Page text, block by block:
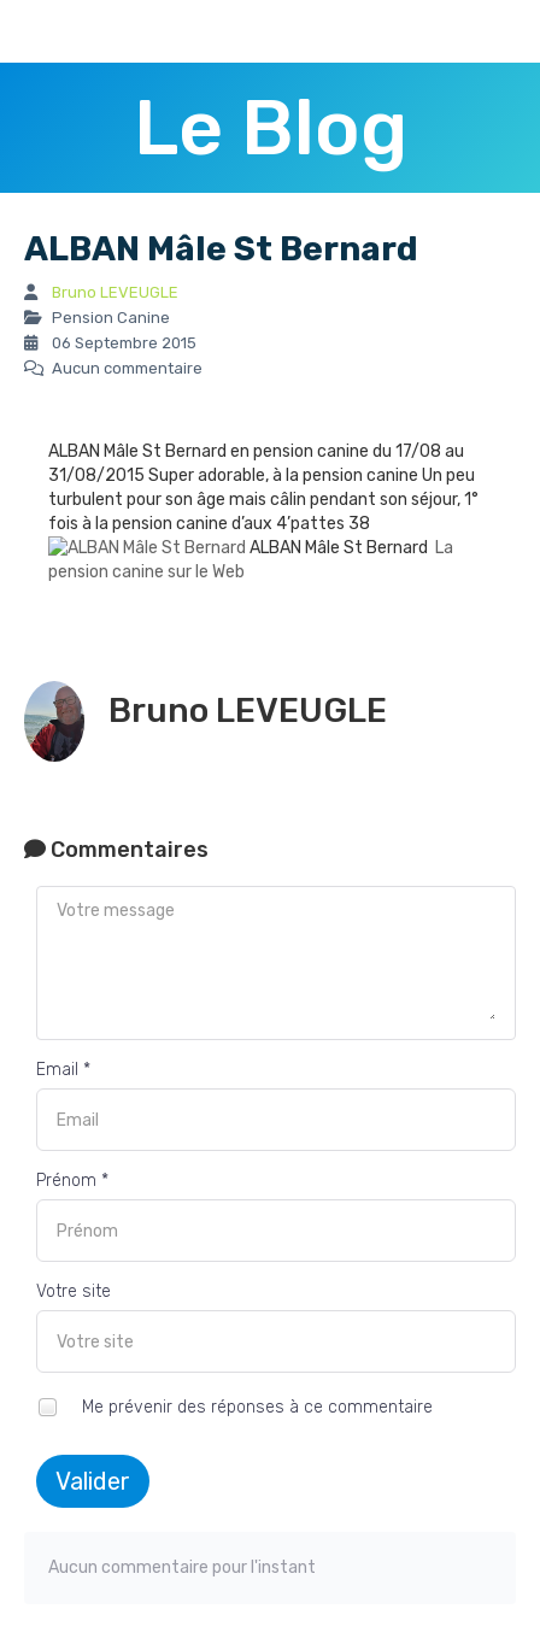
Le Blog
ALBAN Mâle St Bernard
Bruno LEVEUGLE
Pension Canine
06 Septembre 2015
Aucun commentaire
ALBAN Mâle St Bernard en pension canine du 17/08 au
31/08/2015 Super adorable, à la pension canine Un peu
turbulent pour son âge mais câlin pendant son séjour, 1°
fois à la pension canine d’aux 4’pattes 38
ALBAN Mâle St Bernard La
pension canine sur le Web
Bruno LEVEUGLE
Commentaires
Email *
Prénom *
Votre site
Me prévenir des réponses à ce commentaire
Valider
Aucun commentaire pour l'instant